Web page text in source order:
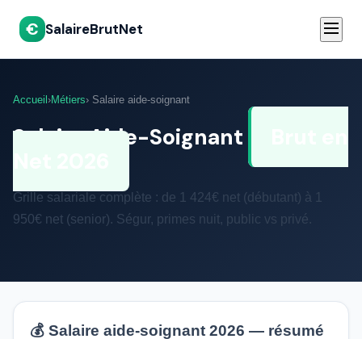
€ SalaireBrutNet
Accueil ›Métiers› Salaire aide-soignant
Salaire Aide-Soignant
Grille salariale complète : de 1 424€ net (débutant) à 1
950€ net (senior). Ségur, primes nuit, public vs privé.
💰 Salaire aide-soignant 2026 — résumé